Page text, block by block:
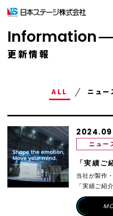
Information
更新情報
ALL ニュー
ニュー
「実績ご
当社が製作
「実績ご紹